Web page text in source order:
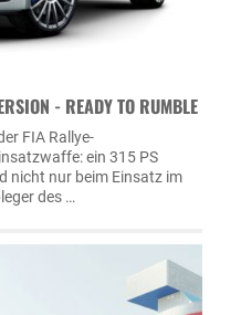
- READY TO RUMBLE
FIA Rallye-
ein 315 PS
nicht nur beim Einsatz im
des …